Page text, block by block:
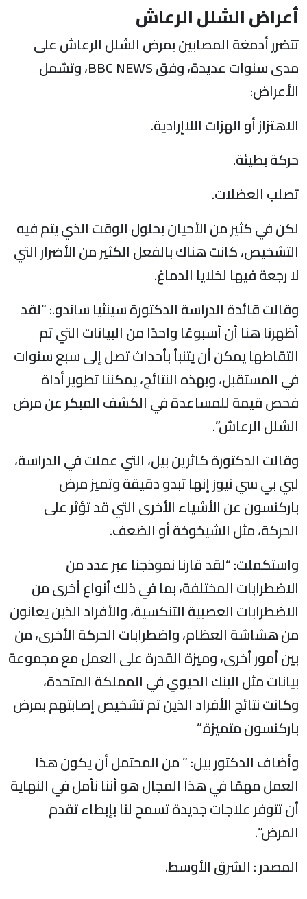
أعراض الشلل الرعاش
تتضرر أدمغة المصابين بمرض الشلل الرعاش على
مدى سنوات عديدة، وفق BBC NEWS، وتشمل
الأعراض:
الاهتزاز أو الهزات اللاإرادية.
حركة بطيئة.
تصلب العضلات.
لكن في كثير من الأحيان بحلول الوقت الذي يتم فيه
التشخيص، كانت هناك بالفعل الكثير من الأضرار التي
لا رجعة فيها لخلايا الدماغ.
وقالت قائدة الدراسة الدكتورة سينثيا ساندو.: “لقد
أظهرنا هنا أن أسبوعًا واحدًا من البيانات التي تم
التقاطها يمكن أن يتنبأ بأحداث تصل إلى سبع سنوات
في المستقبل، وبهذه النتائج، يمكننا تطوير أداة
فحص قيمة للمساعدة في الكشف المبكر عن مرض
الشلل الرعاش”.
وقالت الدكتورة كاثرين بيل، التي عملت في الدراسة،
لبي بي سي نيوز إنها تبدو دقيقة وتميز مرض
باركنسون عن الأشياء الأخرى التي قد تؤثر على
الحركة، مثل الشيخوخة أو الضعف.
واستكملت: “لقد قارنا نموذجنا عبر عدد من
الاضطرابات المختلفة، بما في ذلك أنواع أخرى من
الاضطرابات العصبية التنكسية، والأفراد الذين يعانون
من هشاشة العظام، واضطرابات الحركة الأخرى، من
بين أمور أخرى، وميزة القدرة على العمل مع مجموعة
بيانات مثل البنك الحيوي في المملكة المتحدة،
وكانت نتائج الأفراد الذين تم تشخيص إصابتهم بمرض
باركنسون متميزة.”
وأضاف الدكتور بيل: ” من المحتمل أن يكون هذا
العمل مهمًا في هذا المجال هو أننا نأمل في النهاية
أن تتوفر علاجات جديدة تسمح لنا بإبطاء تقدم
المرض”.
المصدر : الشرق الأوسط.